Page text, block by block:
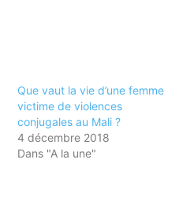
Que vaut la vie d’une femme
victime de violences
conjugales au Mali ?
4 décembre 2018
Dans "A la une"